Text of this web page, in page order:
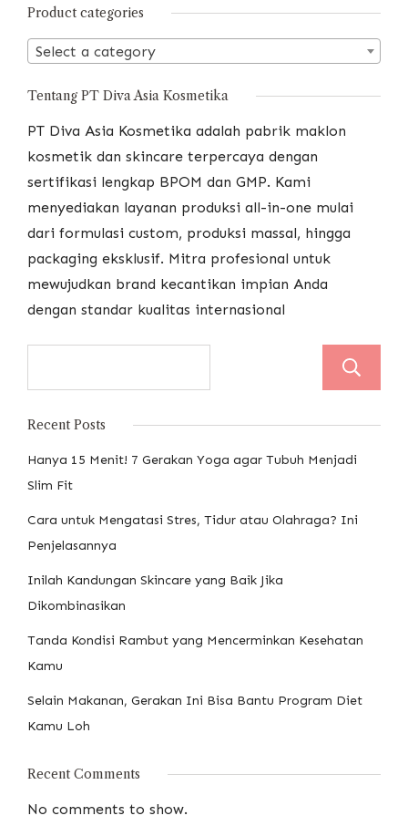
Product categories
Select a category
Tentang PT Diva Asia Kosmetika
PT Diva Asia Kosmetika adalah pabrik maklon
kosmetik dan skincare terpercaya dengan
sertifikasi lengkap BPOM dan GMP. Kami
menyediakan layanan produksi all-in-one mulai
dari formulasi custom, produksi massal, hingga
packaging eksklusif. Mitra profesional untuk
mewujudkan brand kecantikan impian Anda
dengan standar kualitas internasional
Recent Posts
Hanya 15 Menit! 7 Gerakan Yoga agar Tubuh Menjadi
Slim Fit
Cara untuk Mengatasi Stres, Tidur atau Olahraga? Ini
Penjelasannya
Inilah Kandungan Skincare yang Baik Jika
Dikombinasikan
Tanda Kondisi Rambut yang Mencerminkan Kesehatan
Kamu
Selain Makanan, Gerakan Ini Bisa Bantu Program Diet
Kamu Loh
Recent Comments
No comments to show.